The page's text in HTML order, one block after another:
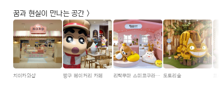
꿈과 현실이 만나는 공간 >
치이카와샵 짱구 베이커리 카페 리락쿠마 스미코구라시 플러스 by San-X 도토리숲